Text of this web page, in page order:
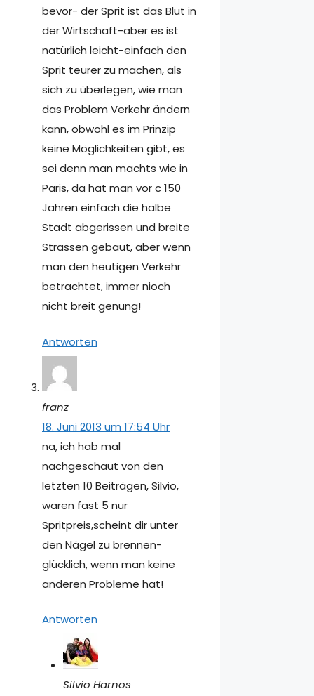
bevor- der Sprit ist das Blut in
der Wirtschaft-aber es ist
natürlich leicht-einfach den
Sprit teurer zu machen, als
sich zu überlegen, wie man
das Problem Verkehr ändern
kann, obwohl es im Prinzip
keine Möglichkeiten gibt, es
sei denn man machts wie in
Paris, da hat man vor c 150
Jahren einfach die halbe
Stadt abgerissen und breite
Strassen gebaut, aber wenn
man den heutigen Verkehr
betrachtet, immer nioch
nicht breit genung!
Antworten
franz
18. Juni 2013 um 17:54 Uhr
na, ich hab mal
nachgeschaut von den
letzten 10 Beiträgen, Silvio,
waren fast 5 nur
Spritpreis,scheint dir unter
den Nägel zu brennen-
glücklich, wenn man keine
anderen Probleme hat!
Antworten
Silvio Harnos